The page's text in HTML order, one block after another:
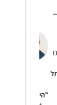
משכמו